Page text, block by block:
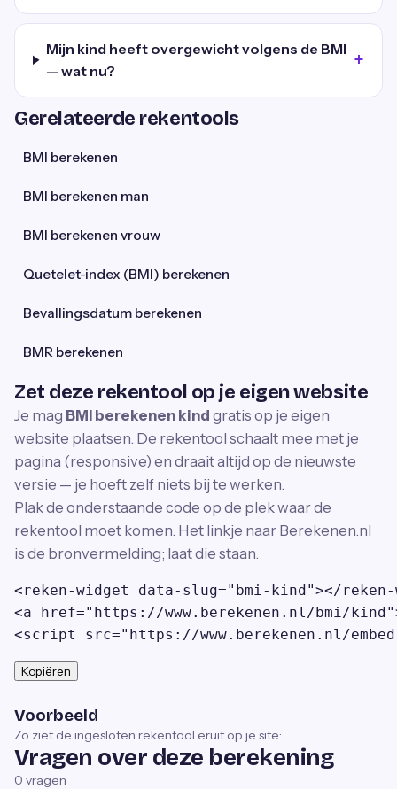
Mijn kind heeft overgewicht volgens de BMI
— wat nu?
Gerelateerde rekentools
BMI berekenen
BMI berekenen man
BMI berekenen vrouw
Quetelet-index (BMI) berekenen
Bevallingsdatum berekenen
BMR berekenen
Zet deze rekentool op je eigen website
Je mag BMI berekenen kind gratis op je eigen
website plaatsen. De rekentool schaalt mee met je
pagina (responsive) en draait altijd op de nieuwste
versie — je hoeft zelf niets bij te werken.
Plak de onderstaande code op de plek waar de
rekentool moet komen. Het linkje naar Berekenen.nl
is de bronvermelding; laat die staan.
<reken-widget data-slug="bmi-kind"></reken-
<a href="https://www.berekenen.nl/bmi/
<script src="https://www.berekenen.nl/
Kopiëren
Voorbeeld
Zo ziet de ingesloten rekentool eruit op je site:
Vragen over deze berekening
0 vragen